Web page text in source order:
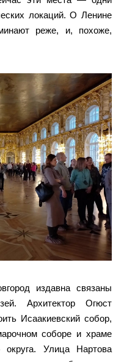
локаций. О Ленине
реже, и, похоже,
издавна связаны
Архитектор Огюст
Исаакиевский собор,
соборе и храме
округа. Улица Нартова